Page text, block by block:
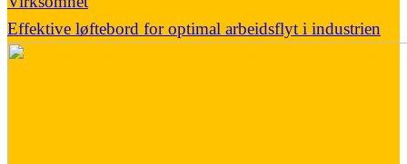
Effektive løftebord for optimal arbeidsflyt i industrien